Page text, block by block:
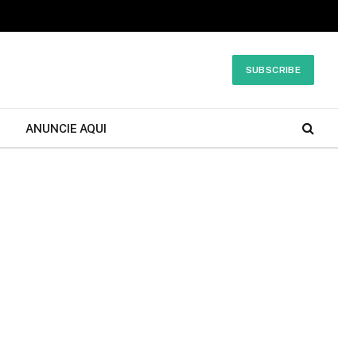
SUBSCRIBE
ANUNCIE AQUI